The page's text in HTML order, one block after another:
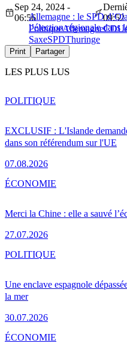
Allemagne : le SPD
l’élection régionale dans
Sep 24, 2024 -
06:56
09:52
PolitiqueAllemagneCDU
SaxeSPDThuringe
Print Partager
LES PLUS LUS
EXCLUSIF : L'Islande
dans son référendum sur l'UE
07.08.2026
POLITIQUE
Merci la Chine : elle a sauvé
27.07.2026
ÉCONOMIE
Une enclave espagnole
la mer
30.07.2026
POLITIQUE
ÉCONOMIE